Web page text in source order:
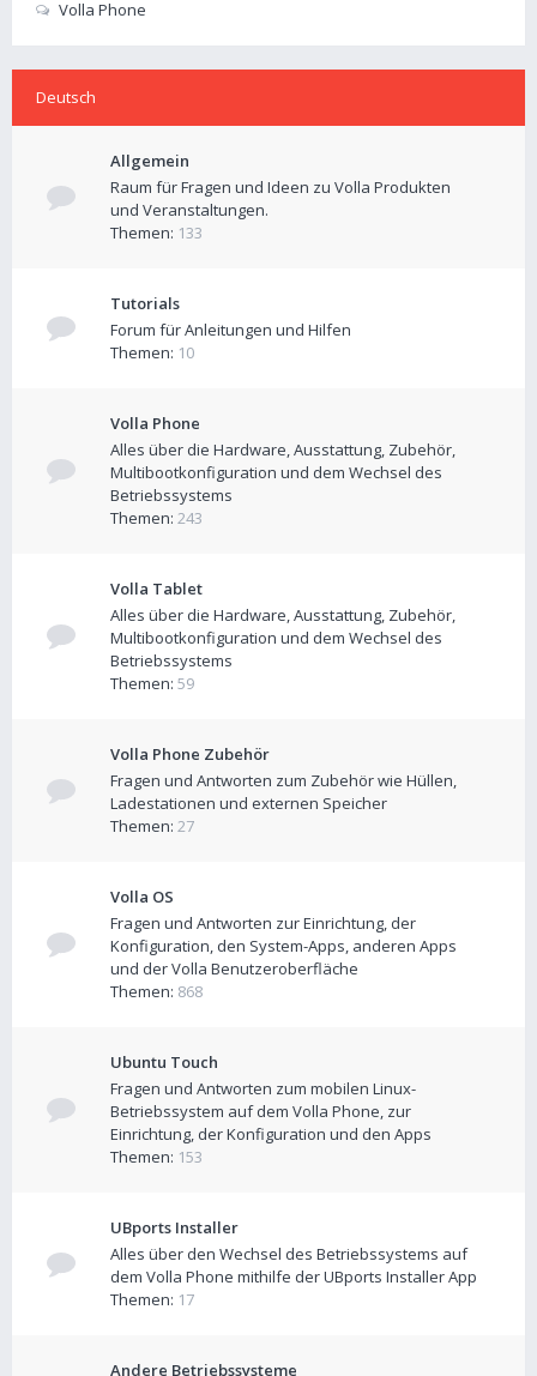
Volla Phone
Deutsch
Allgemein
Raum für Fragen und Ideen zu Volla Produkten
und Veranstaltungen.
Themen: 133
Tutorials
Forum für Anleitungen und Hilfen
Themen: 10
Volla Phone
Alles über die Hardware, Ausstattung, Zubehör,
Multibootkonfiguration und dem Wechsel des
Betriebssystems
Themen: 243
Volla Tablet
Alles über die Hardware, Ausstattung, Zubehör,
Multibootkonfiguration und dem Wechsel des
Betriebssystems
Themen: 59
Volla Phone Zubehör
Fragen und Antworten zum Zubehör wie Hüllen,
Ladestationen und externen Speicher
Themen: 27
Volla OS
Fragen und Antworten zur Einrichtung, der
Konfiguration, den System-Apps, anderen Apps
und der Volla Benutzeroberfläche
Themen: 868
Ubuntu Touch
Fragen und Antworten zum mobilen Linux-
Betriebssystem auf dem Volla Phone, zur
Einrichtung, der Konfiguration und den Apps
Themen: 153
UBports Installer
Alles über den Wechsel des Betriebssystems auf
dem Volla Phone mithilfe der UBports Installer App
Themen: 17
Andere Betriebssysteme